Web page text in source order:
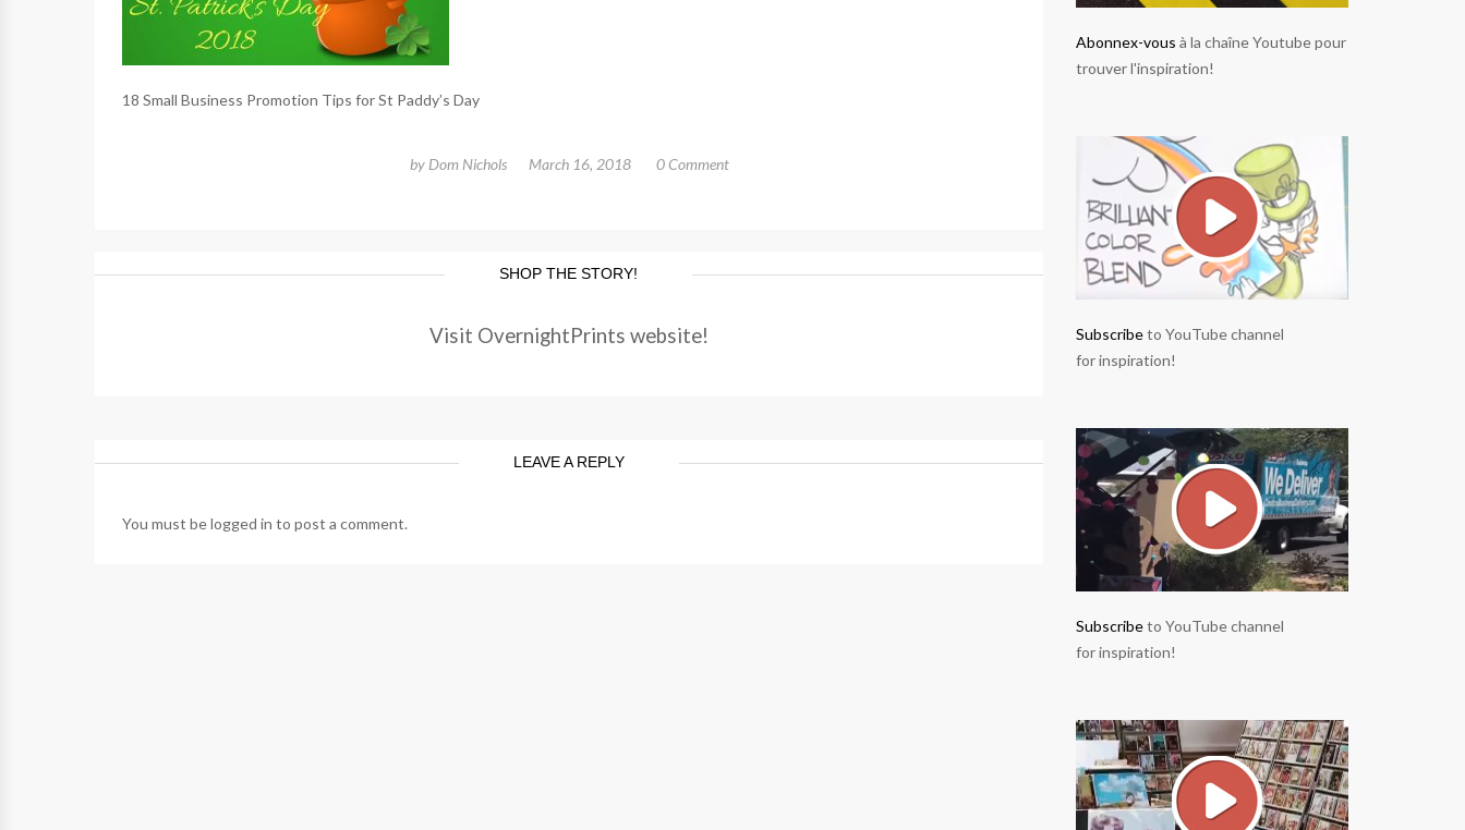
18 Small Business Promotion Tips for St Paddy’s Day
by Dom Nichols March 16, 2018 0 Comment
SHOP THE STORY!
Visit OvernightPrints website!
LEAVE A REPLY
You must belogged in to post a comment.
Abonnex-vous à la chaîne Youtube pour
trouver l'inspiration!
Subscribeto YouTube channel
for inspiration!
Subscribeto YouTube channel
for inspiration!